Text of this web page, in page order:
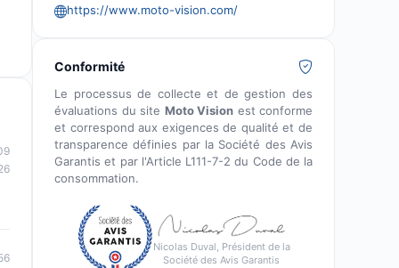
https://www.moto-vision.com/
Conformité
Le processus de collecte et de gestion des
évaluations du site Moto Vision est conforme
et correspond aux exigences de qualité et de
transparence définies par la Société des Avis
Garantis et par l'Article L111-7-2 du Code de la
consommation.
Nicolas Duval, Président de la
Société des Avis Garantis